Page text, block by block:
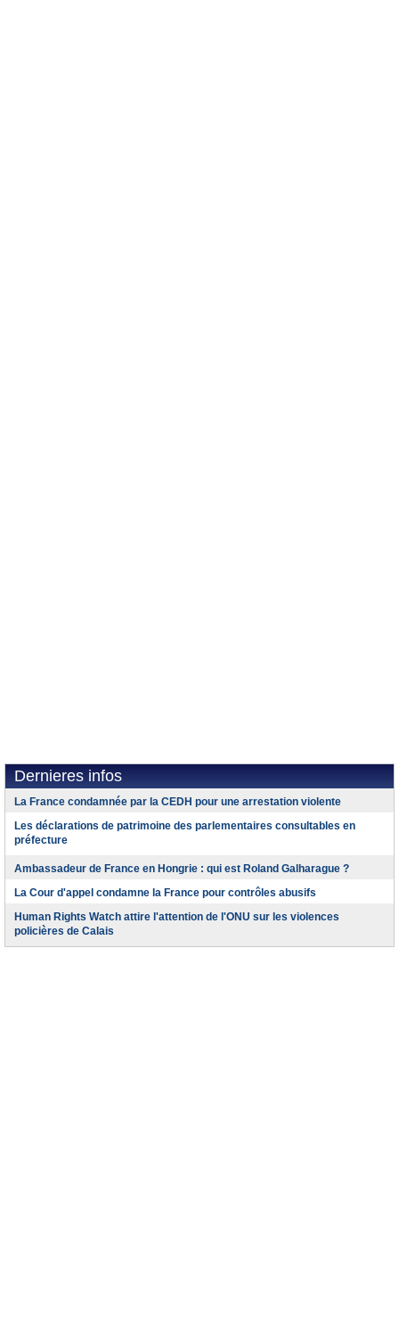
Dernieres infos
La France condamnée par la CEDH pour une arrestation violente
Les déclarations de patrimoine des parlementaires consultables en
préfecture
Ambassadeur de France en Hongrie : qui est Roland Galharague ?
La Cour d'appel condamne la France pour contrôles abusifs
Human Rights Watch attire l'attention de l'ONU sur les violences
policières de Calais